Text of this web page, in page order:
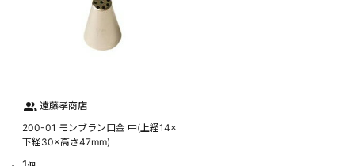
遠藤孝商店
200-01 モンブラン口金 中(上経14×
下経30×高さ47mm)